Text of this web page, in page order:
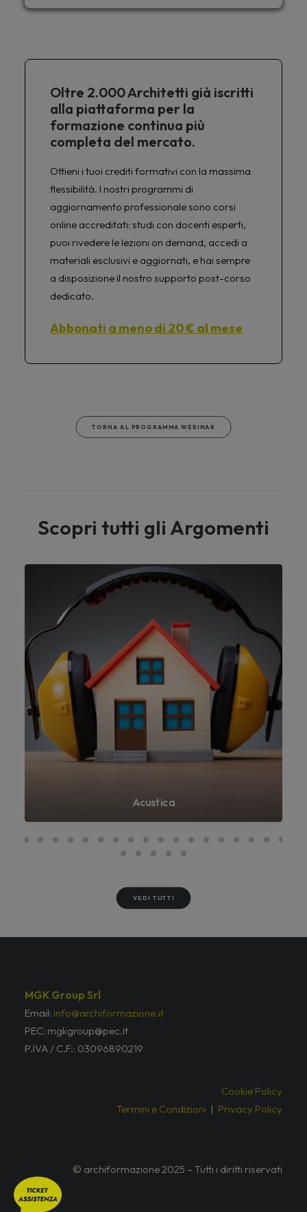
Oltre 2.000 Architetti già iscritti
alla piattaforma per la
formazione continua più
completa del mercato.
Ottieni i tuoi crediti formativi con la massima
flessibilità. I nostri programmi di
aggiornamento professionale sono corsi
online accreditati: studi con docenti esperti,
puoi rivedere le lezioni on demand, accedi a
materiali esclusivi e aggiornati, e hai sempre
a disposizione il nostro supporto post-corso
dedicato.
Abbonati a meno di 20 € al mese
TORNA AL PROGRAMMA WEBINAR
Scopri tutti gli Argomenti
Acustica
VEDI TUTTI
MGK Group Srl
Email: info@archiformazione.it
PEC: mgkgroup@pec.it
P.IVA / C.F.: 03096890219
Cookie Policy
Termini e Condizioni | Privacy Policy
© archiformazione 2025 – Tutti i diritti riservati